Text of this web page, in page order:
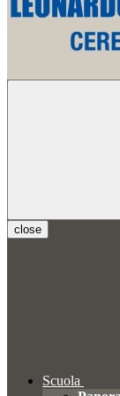
close
Scuola